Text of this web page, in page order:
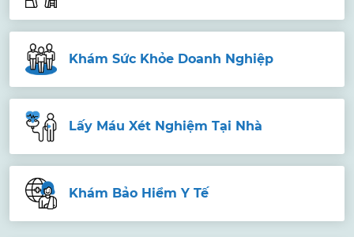
Khám Sức Khỏe Doanh Nghiệp
Lấy Máu Xét Nghiệm Tại Nhà
Khám Bảo Hiểm Y Tế